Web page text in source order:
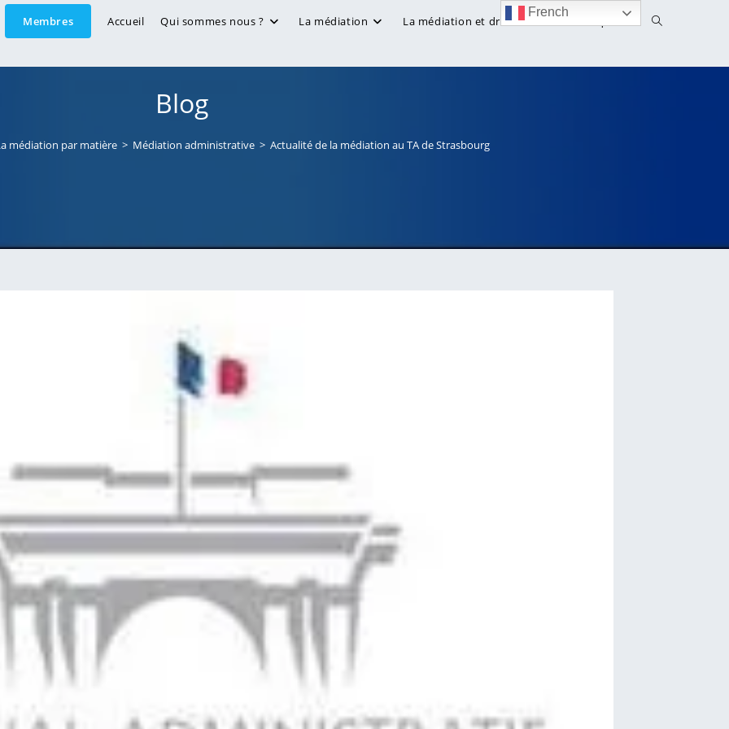
Membres Accueil Qui sommes nous ? La médiation La médiation et droit Bibliothèque Toggle
website
Blog
médiation par matière > Médiation administrative > Actualité de la médiation au TA de Strasbourg
French